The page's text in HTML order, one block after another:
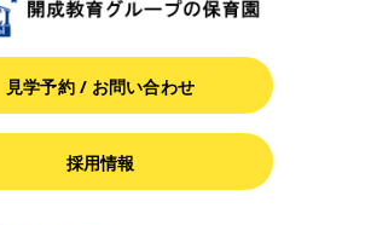
見学予約 / お問い合わせ
採用情報